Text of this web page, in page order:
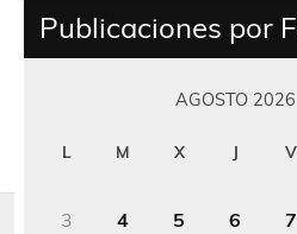
Publicaciones por
AGOSTO 2026
L M X J V
3
4 5 6 7